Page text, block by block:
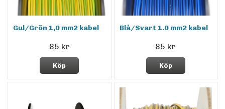
Gul/Grön 1,0 mm2 kabel
85 kr
Köp
Blå/Svart 1.0 mm2 kabel
85 kr
Köp